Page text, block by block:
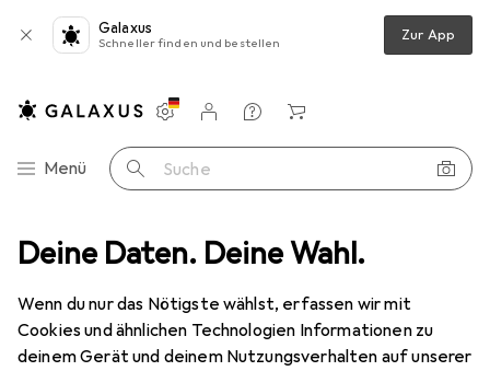
Deine Daten. Deine Wahl.
Wenn du nur das Nötigste wählst, erfassen wir mit
Cookies und ähnlichen Technologien Informationen zu
deinem Gerät und deinem Nutzungsverhalten auf unserer
Galaxus
Schneller finden und bestellen Zur App
Navigation nach Kategorien
Menü Suche
Einstellungen
Kundenkonto
Vergleichslisten
Merklisten
Warenkorb
Garderobe + Kleiderstange HAKU Möbel Wandgarderobe
3 Bilder